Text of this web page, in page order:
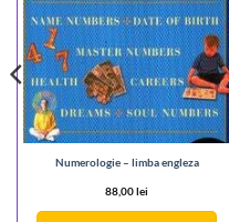
Numerologie – limba engleza
88,00lei